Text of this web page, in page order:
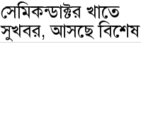
সেমিকন্ডাক্টর খাতে
সুখবর, আসছে বিশেষ
প্রণোদনা